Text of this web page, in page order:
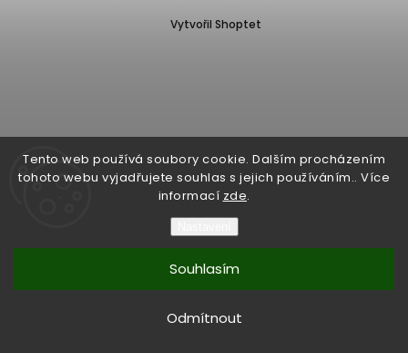
Tento web používá soubory cookie. Dalším procházením
tohoto webu vyjadřujete souhlas s jejich používáním.. Více
informací zde.
Odmítnout
Souhlasím
Vytvořil Shoptet